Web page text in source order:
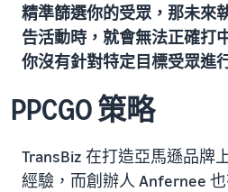
精準篩選你的受眾，那未來
告活動時，就會無法正確打
你沒有針對特定目標受眾進
PPCGO 策略
TransBiz 在打造亞馬遜品牌
經驗，而創辦人 Anfernee